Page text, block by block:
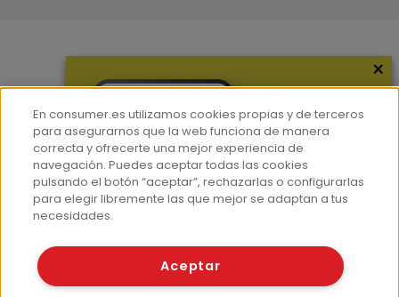
Hemeroteca
Contacto
Prensa
Corpus Lingüístico Consumer
© Fundación EROSKI
×
En consumer.es utilizamos cookies propias y de terceros
para asegurarnos que la web funciona de manera
correcta y ofrecerte una mejor experiencia de
navegación. Puedes aceptar todas las cookies
pulsando el botón “aceptar”, rechazarlas o configurarlas
para elegir libremente las que mejor se adaptan a tus
necesidades.
Aceptar